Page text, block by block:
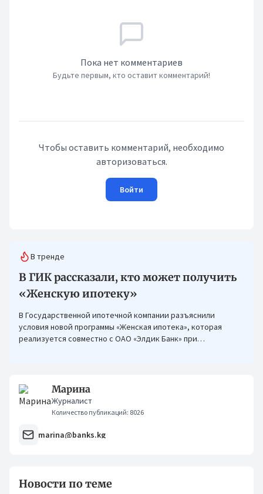
Пока нет комментариев
Будьте первым, кто оставит комментарий!
Чтобы оставить комментарий, необходимо
авторизоваться.
Войти
В тренде
В ГИК рассказали, кто может получить
«Женскую ипотеку»
В Государственной ипотечной компании разъяснили
условия новой программы «Женская ипотека», которая
реализуется совместно с ОАО «Элдик Банк» при
Марина
Журналист
Количество публикаций: 8026
marina@banks.kg
Новости по теме